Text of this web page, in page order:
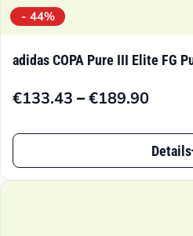
- 44%
adidas COPA Pure III Elite FG
€133.43 –€189.90
Preisspanne:
€133.43
€189.90
Dieses
Produkt
Details